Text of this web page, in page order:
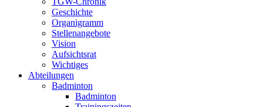
Geschichte
Organigramm
Stellenangebote
Vision
Aufsichtsrat
Wichtiges
Abteilungen
Badminton
Badminton